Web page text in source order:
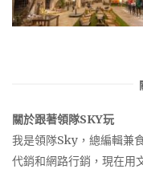
關於跟著領隊SKY玩
我是領隊Sky，總編輯兼
代銷和網路行銷，現在用